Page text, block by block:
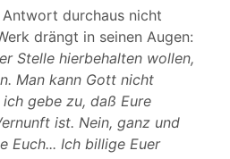
durchaus nicht
drängt in seinen Augen:
Stelle hierbehalten wollen,
Man kann Gott nicht
gebe zu, daß Eure
ist. Nein, ganz und
Euch... Ich billige Euer